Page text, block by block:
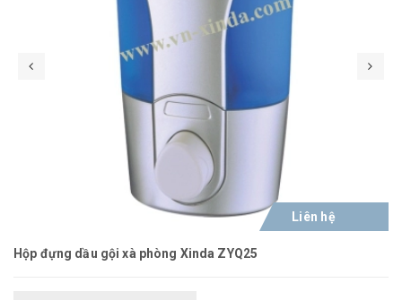
Liên hệ
Hộp đựng dầu gội xà phòng Xinda ZYQ25